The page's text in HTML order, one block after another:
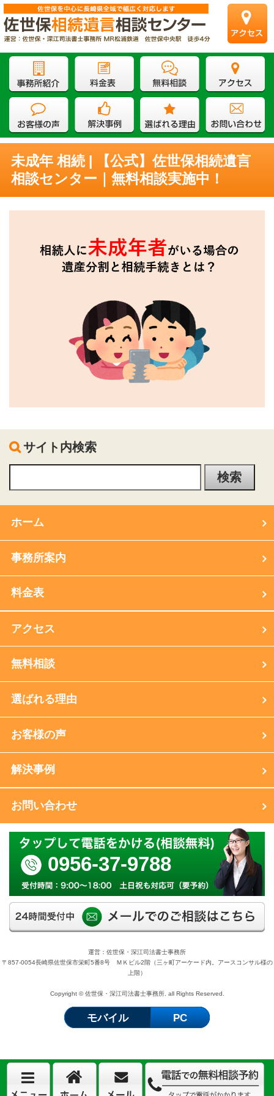
未成年 相続 | 【公式】佐世保相続遺言
相談センター｜無料相談実施中！
サイト内検索
ホーム
事務所案内
料金表
アクセス
無料相談
選ばれる理由
お客様の声
解決事例
お問い合わせ
0956-37-9788
運営：佐世保・深江司法書士事務所
〒857-0054長崎県佐世保市栄町5番8号 ＭＫビル2階（三ヶ町アーケード内。アースコンサル様の
上階）
Copyright © 佐世保・深江司法書士事務所. all Rights Reserved.
モバイル PC